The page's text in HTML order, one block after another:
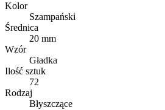
Kolor
Szampański
Średnica
20 mm
Wzór
Gładka
Ilość sztuk
72
Rodzaj
Błyszczące